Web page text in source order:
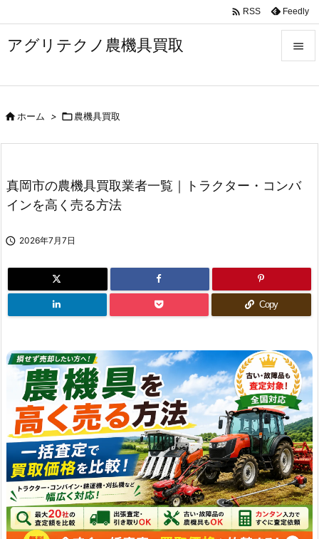
アグリテクノ農機具買取 


 RSS Feedly
ホーム > 農機具買取
真岡市の農機具買取業者一覧｜トラクター・コンバ
インを高く売る方法
 2026年7月7日
Copy